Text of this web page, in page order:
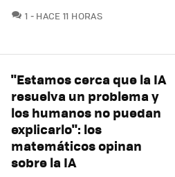
1 COMENTARIOS
HACE 11 HORAS
"Estamos cerca que la IA
resuelva un problema y
los humanos no puedan
explicarlo": los
matemáticos opinan
sobre la IA